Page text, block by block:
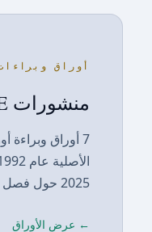
أوراق
منشورات SPE/ASME
2025 حول فصل الأطوار في الفضاء الحلقي.
← عرض الأوراق